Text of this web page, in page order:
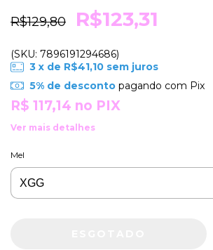
R$129,80 R$123,31
(SKU: 7896191294686)
3 x de R$41,10 sem juros
5% de descontopagando com Pix
R$ 117,14 no PIX
Ver mais detalhes
Mel